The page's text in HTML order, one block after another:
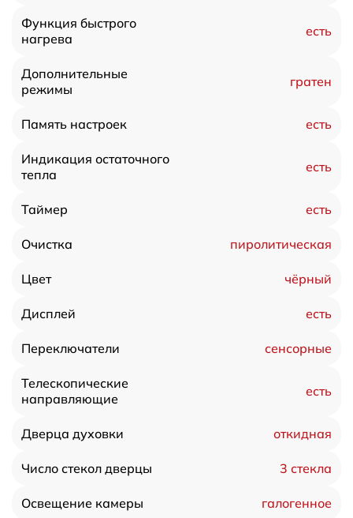
Функция быстрого
нагрева
есть
Дополнительные
режимы
гратен
Память настроек есть
Индикация остаточного
тепла
есть
Таймер есть
Очистка пиролитическая
Цвет чёрный
Дисплей есть
Переключатели сенсорные
Телескопические
направляющие
есть
Дверца духовки откидная
Число стекол дверцы 3 стекла
Освещение камеры галогенное